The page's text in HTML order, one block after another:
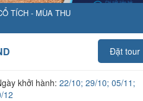
TÍCH - MÙA THU
Đặt tour
khởi hành: 22/10; 29/10; 05/11;
12